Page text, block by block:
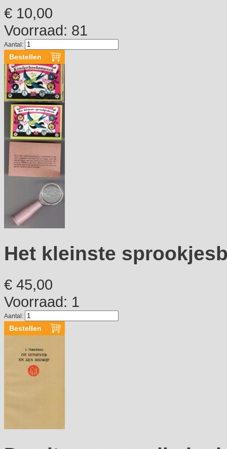
€ 10,00
Voorraad: 81
Aantal:
Het kleinste
€ 45,00
Voorraad: 1
Aantal: